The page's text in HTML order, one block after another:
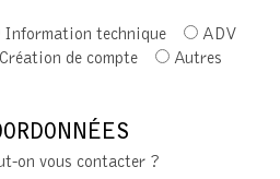
Information technique
ADV
Création de compte Autres
on vous contacter ?